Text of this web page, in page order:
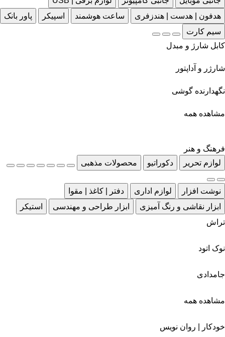
هدفون | هدست | هندزفری
ساعت هوشمند اسپیکر
پاور بانک
سیم کارت
کابل شارژ و مبدل
شارژر و آداپتور
نگهدارنده گوشی
مشاهده همه
فرهنگ و هنر
لوازم تحریر
دکوراتیو محصولات مذهبی
نوشت افزار لوازم اداری
دفتر | کاغذ | مقوا
ابزار نقاشی و رنگ آمیزی
ابزار طراحی و مهندسی
استیکر
تراش
نوک اتود
جامدادی
مشاهده همه
خودکار | روان نویس